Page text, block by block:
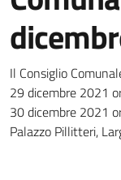
Dettagli
Il Consiglio
29 dicembre 2021
30 dicembre 2021
Palazzo Pillitteri,